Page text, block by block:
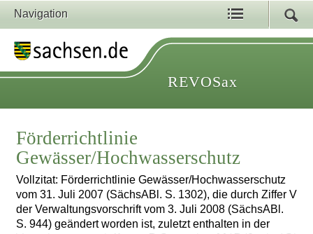
Navigation
REVOSax
Förderrichtlinie
Gewässer/Hochwasserschutz
Vollzitat: Förderrichtlinie Gewässer/Hochwasserschutz
vom 31. Juli 2007 (SächsABl. S. 1302), die durch Ziffer V
der Verwaltungsvorschrift vom 3. Juli 2008 (SächsABl.
S. 944) geändert worden ist, zuletzt enthalten in der